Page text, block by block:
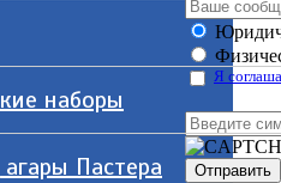
наборы
Пастера
Я